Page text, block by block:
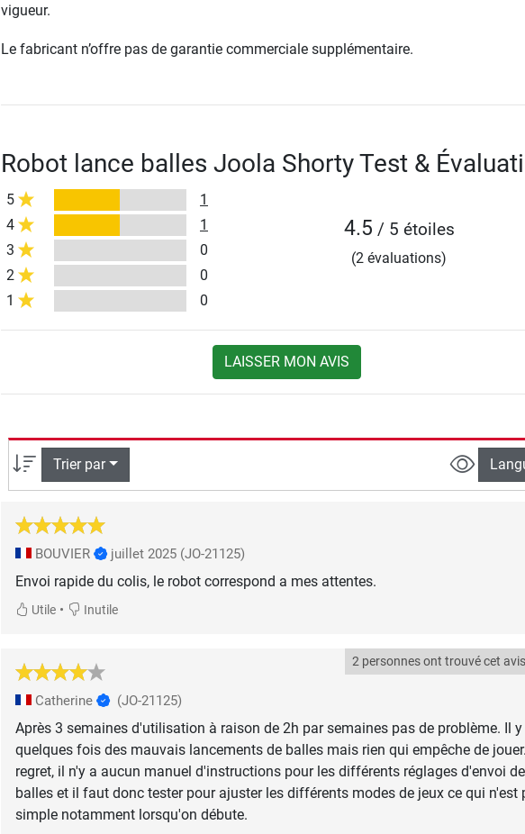
vigueur.
Le fabricant n’offre pas de garantie commerciale supplémentaire.
Robot lance balles Joola Shorty Test &
5
1
4
1
3
0
2
0
1
0
4.5 / 5 étoiles
(2 évaluations)
LAISSER MON AVIS
Trier par
BOUVIER juillet 2025 (JO-21125)
Envoi rapide du colis, le robot correspond a mes attentes.
Utile• Inutile
2 personnes ont trouvé cet
Catherine (JO-21125)
Après 3 semaines d'utilisation à raison de 2h par semaines pas de problème. Il y
quelques fois des mauvais lancements de balles mais rien qui empêche de
regret, il n'y a aucun manuel d'instructions pour les différents réglages d'envoi
balles et il faut donc tester pour ajuster les différents modes de jeux ce qui n'est
simple notamment lorsqu'on débute.